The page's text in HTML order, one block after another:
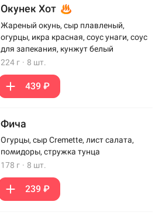
Окунек Хот
Жареный окунь, сыр плавленый,
огурцы, икра красная, соус унаги, соус
для запекания, кунжут белый
224 г · 8 шт.
439 ₽
Фича
Огурцы, сыр Cremette, лист салата,
помидоры, стружка тунца
178 г · 8 шт.
239 ₽